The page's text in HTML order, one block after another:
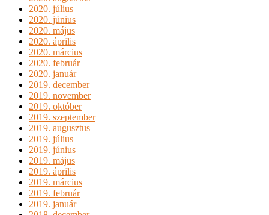
2020. július
2020. június
2020. május
2020. április
2020. március
2020. február
2020. január
2019. december
2019. november
2019. október
2019. szeptember
2019. augusztus
2019. július
2019. június
2019. május
2019. április
2019. március
2019. február
2019. január